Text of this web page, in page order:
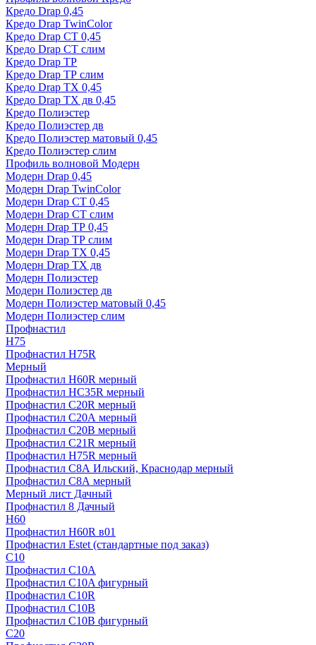
Кредо Drap 0,45
Кредо Drap TwinColor
Кредо Drap СТ 0,45
Кредо Drap СТ слим
Кредо Drap ТР
Кредо Drap ТР слим
Кредо Drap ТХ 0,45
Кредо Drap ТХ дв 0,45
Кредо Полиэстер
Кредо Полиэстер дв
Кредо Полиэстер матовый 0,45
Кредо Полиэстер слим
Профиль волновой Модерн
Модерн Drap 0,45
Модерн Drap TwinColor
Модерн Drap СТ 0,45
Модерн Drap СТ слим
Модерн Drap ТР 0,45
Модерн Drap ТР слим
Модерн Drap ТХ 0,45
Модерн Drap ТХ дв
Модерн Полиэстер
Модерн Полиэстер дв
Модерн Полиэстер матовый 0,45
Модерн Полиэстер слим
Профнастил
H75
Профнастил H75R
Мерный
Профнастил H60R мерный
Профнастил HC35R мерный
Профнастил С20R мерный
Профнастил С20А мерный
Профнастил С20В мерный
Профнастил С21R мерный
Профнастил Н75R мерный
Профнастил С8А Ильский, Краснодар мерный
Профнастил С8А мерный
Мерный лист Дачный
Профнастил 8 Дачный
Н60
Профнастил H60R в01
Профнастил Estet (стандартные под заказ)
C10
Профнастил С10A
Профнастил С10A фигурный
Профнастил С10R
Профнастил С10В
Профнастил С10В фигурный
C20